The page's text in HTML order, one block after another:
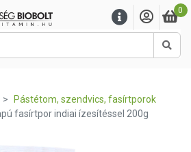
0
Pástétom, szendvics, fasírtporok
fasírtpor indiai ízesítéssel 200g